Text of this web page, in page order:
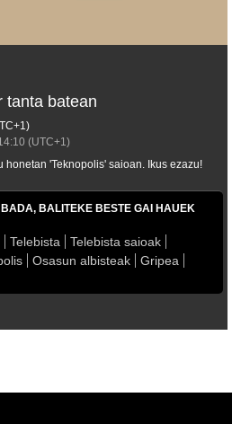
tanta batean
(UTC+1)
honetan 'Teknopolis' saioan. Ikus ezazu!
BALITEKE BESTE GAI HAUEK
Telebista
Telebista saioak
Osasun albisteak
Gripea